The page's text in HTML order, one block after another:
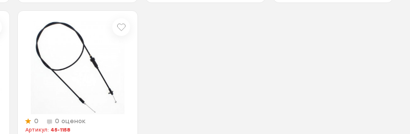
0 0 оценок
Артикул: 45-1158